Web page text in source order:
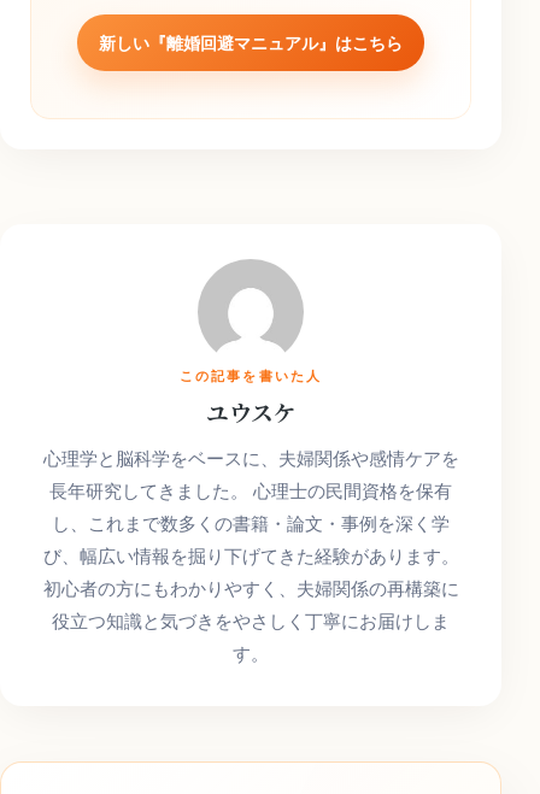
新しい『離婚回避マニュアル』はこちら
この記事を書いた人
ユウスケ
心理学と脳科学をベースに、夫婦関係や感情ケアを
長年研究してきました。 心理士の民間資格を保有
し、これまで数多くの書籍・論文・事例を深く学
び、幅広い情報を掘り下げてきた経験があります。
初心者の方にもわかりやすく、夫婦関係の再構築に
役立つ知識と気づきをやさしく丁寧にお届けしま
す。